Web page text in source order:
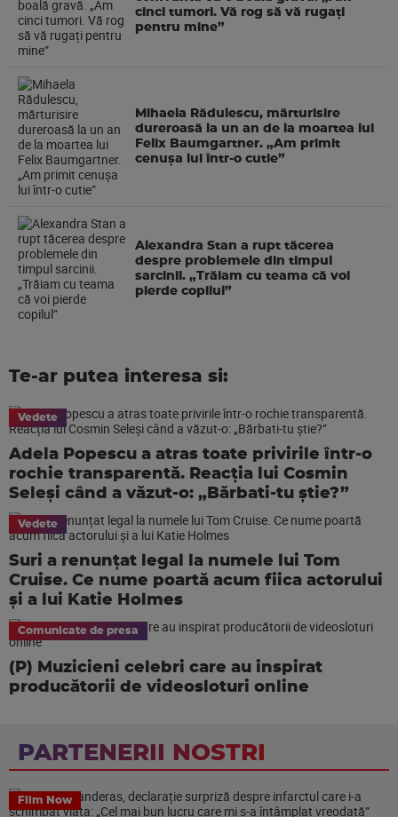
cinci tumori. Vă rog să vă rugați
pentru mine”
Mihaela Rădulescu, mărturisire
dureroasă la un an de la moartea lui
Felix Baumgartner. „Am primit
cenușa lui într-o cutie”
Alexandra Stan a rupt tăcerea
despre problemele din timpul
sarcinii. „Trăiam cu teama că voi
pierde copilul”
Te-ar putea interesa si:
Vedete
Adela Popescu a atras toate privirile într-o
rochie transparentă. Reacția lui Cosmin
Seleși când a văzut-o: „Bărbati-tu știe?”
Vedete
Suri a renunțat legal la numele lui Tom
Cruise. Ce nume poartă acum fiica actorului
și a lui Katie Holmes
Comunicate de presa
(P) Muzicieni celebri care au inspirat
producătorii de videosloturi online
PARTENERII NOSTRI
Film Now